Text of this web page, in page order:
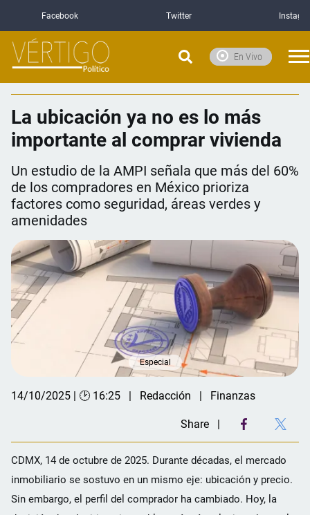
Facebook Twitter
En Vivo
La ubicación ya no es lo más
importante al comprar vivienda
Un estudio de la AMPI señala que más del 60%
de los compradores en México prioriza
factores como seguridad, áreas verdes y
amenidades
Especial
14/10/2025 | 🕑 16:25 Redacción Finanzas
Share
CDMX, 14 de octubre de 2025. Durante décadas, el mercado
inmobiliario se sostuvo en un mismo eje: ubicación y precio.
Sin embargo, el perfil del comprador ha cambiado. Hoy, la